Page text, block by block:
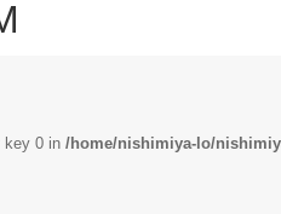
key 0 in /home/nishimiya-lo/